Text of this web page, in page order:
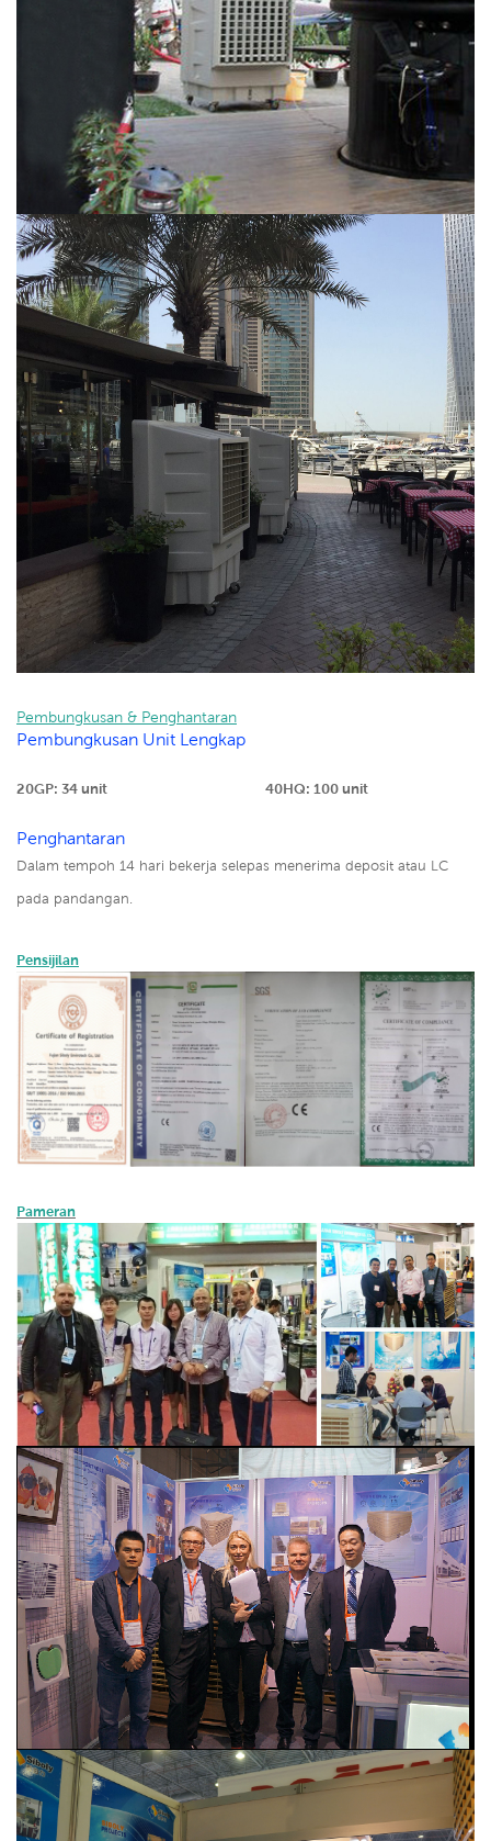
Pembungkusan & Penghantaran
Pembungkusan Unit Lengkap
20GP: 34 unit 40HQ: 100 unit
Penghantaran
Dalam tempoh 14 hari bekerja selepas menerima deposit atau LC
pada pandangan.
Pensijilan
Pameran